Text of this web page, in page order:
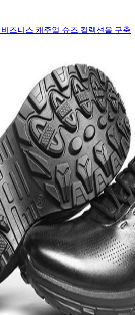
즈니스 캐주얼 슈즈 컬렉션을 구축